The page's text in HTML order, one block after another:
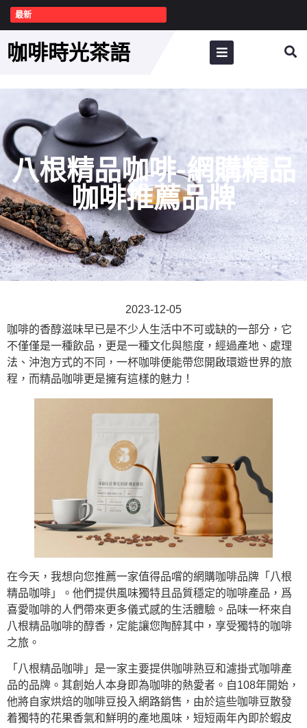
最新
咖啡時光茶語
八根精品咖啡-網購精品
咖啡推薦品牌
2023-12-05
咖啡的香醇滋味早已是不少人生活中不可或缺的一部分，它
不僅僅是一種飲品，更是一種文化與態度，經過產地、處理
法、沖泡方式的不同，一杯咖啡便能帶您開啟環遊世界的旅
程，而精品咖啡更是擁有這樣的魅力！
在今天，我想向您推薦一家值得品嚐的網購咖啡品牌「八根
精品咖啡」。他們提供風味獨特且品質穩定的咖啡產品，爲
喜愛咖啡的人們帶來更多儀式感的生活體驗。品味一杯來自
八根精品咖啡的醇香，定能讓您陶醉其中，享受獨特的咖啡
之旅。
「八根精品咖啡」是一家主要提供咖啡熟豆和濾掛式咖啡產
品的品牌。其創始人本身即為咖啡的熱愛者。自108年開始，
他將自家烘焙的咖啡豆投入網路銷售，由於這些咖啡豆散發
着獨特的花果香氣和鮮明的產地風味，短短兩年內即於蝦皮